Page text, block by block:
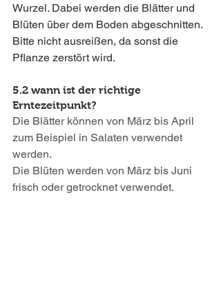
Wurzel. Dabei werden die Blätter und
Blüten über dem Boden abgeschnitten.
Bitte nicht ausreißen, da sonst die
Pflanze zerstört wird.
5.2 wann ist der richtige
Erntezeitpunkt?
Die Blätter können von März bis April
zum Beispiel in Salaten verwendet
werden.
Die Blüten werden von März bis Juni
frisch oder getrocknet verwendet.